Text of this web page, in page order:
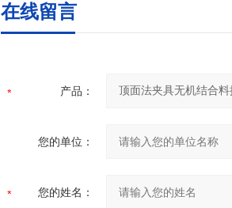
在线留言
产品：
您的单位：
您的姓名：